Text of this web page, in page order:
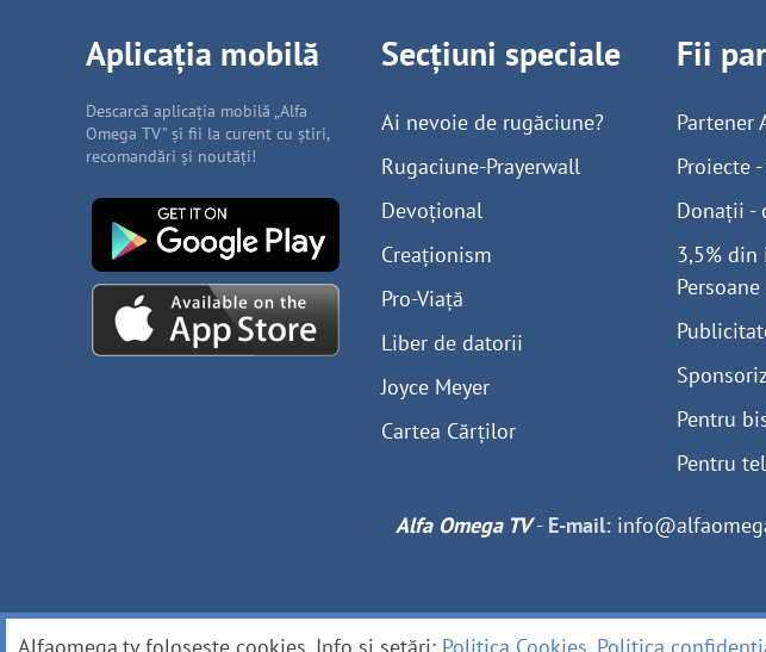
Aplicația mobilă
Descarcă aplicația mobilă „Alfa
Omega TV” și fii la curent cu știri,
recomandări și noutăți!
Secțiuni speciale
Ai nevoie de rugăciune?
Rugaciune-Prayerwall
Devoțional
Creaționism
Pro-Viață
Liber de datorii
Joyce Meyer
Cartea Cărților
Fii
Partener
Proiecte
Donații -
3,5% din
Persoane
Pentru
Pentru
Alfa Omega TV- E-mail: